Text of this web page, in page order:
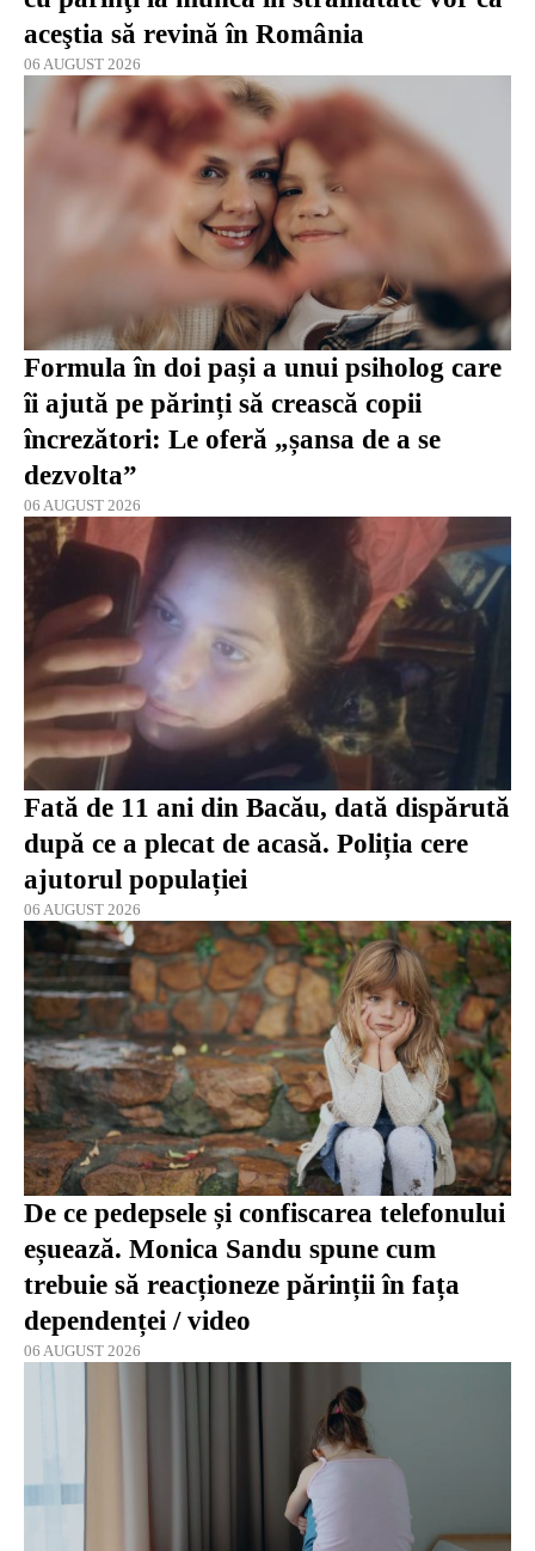
aceştia să revină în România
06 AUGUST 2026
Formula în doi pași a unui psiholog care
îi ajută pe părinți să crească copii
încrezători: Le oferă „șansa de a se
dezvolta”
06 AUGUST 2026
Fată de 11 ani din Bacău, dată dispărută
după ce a plecat de acasă. Poliția cere
ajutorul populației
06 AUGUST 2026
De ce pedepsele și confiscarea telefonului
eșuează. Monica Sandu spune cum
trebuie să reacționeze părinții în fața
dependenței / video
06 AUGUST 2026